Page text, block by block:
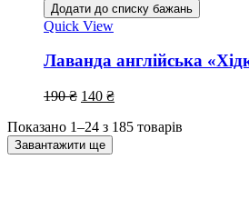
Додати до списку бажань
Quick View
Лаванда англійська
190₴ 140 ₴
Показано 1–24 з 185 товарів
Завантажити ще